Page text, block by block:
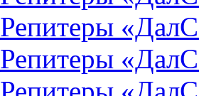
Репитеры
Репитеры